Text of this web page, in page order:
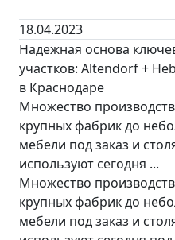
18.04.2023
Надежная основа
участков: Altendorf +
в Краснодаре
Множество
крупных фабрик до
мебели под заказ и
используют сегодня ...
Множество
крупных фабрик до
мебели под заказ и